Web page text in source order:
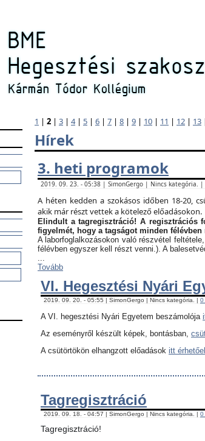
1 | 2 | 3 | 4| 5 | 6 | 7 | 8 | 9 | 10 | 11 | 12 | 13
Hírek
3. heti programok
2019. 09. 23. - 05:38 | SimonGergo | Nincs kategória. |
A héten kedden a szokásos időben 18-20,
akik már részt vettek a kötelező előadásokon.
Elindult a tagregisztráció! A regisztrációs
figyelmét, hogy a tagságot minden
A laborfoglalkozásokon való részvétel
félévben egyszer kell részt venni.). A
...
Tovább
VI. Hegesztési Nyári
2019. 09. 20. - 05:55 | SimonGergo | Nincs kategória. | 0
A VI. hegesztési Nyári Egyetem beszámolója
Az eseményről készült képek, bontásban,
A csütörtökön elhangzott előadások itt
Tagregisztráció
2019. 09. 18. - 04:57 | SimonGergo | Nincs kategória. | 0
Tagregisztráció!